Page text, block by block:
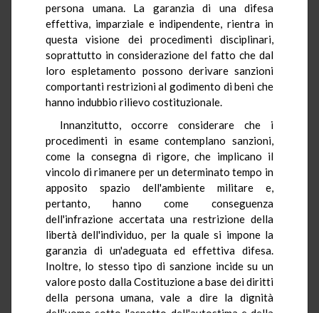
persona umana. La garanzia di una difesa
effettiva, imparziale e indipendente, rientra in
questa visione dei procedimenti disciplinari,
soprattutto in considerazione del fatto che dal
loro espletamento possono derivare sanzioni
comportanti restrizioni al godimento di beni che
hanno indubbio rilievo costituzionale.
Innanzitutto, occorre considerare che i
procedimenti in esame contemplano sanzioni,
come la consegna di rigore, che implicano il
vincolo di rimanere per un determinato tempo in
apposito spazio dell'ambiente militare e,
pertanto, hanno come conseguenza
dell'infrazione accertata una restrizione della
libertà dell'individuo, per la quale si impone la
garanzia di un'adeguata ed effettiva difesa.
Inoltre, lo stesso tipo di sanzione incide su un
valore posto dalla Costituzione a base dei diritti
della persona umana, vale a dire la dignità